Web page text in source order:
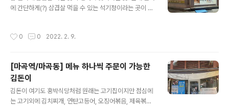
에 간단하게(?) 삼겹살 먹을 수 있는 석기정이라는 곳이 있
0 0 2022. 2. 9.
[마곡역/마곡동] 메뉴 하나씩 주문이 가능한
김돈이
김돈이 여기도 홍박식당처럼 원래는 고기집이지만 점심에
는 고기외에 김치찌개, 연탄고등어, 오징어볶음, 제육볶음,